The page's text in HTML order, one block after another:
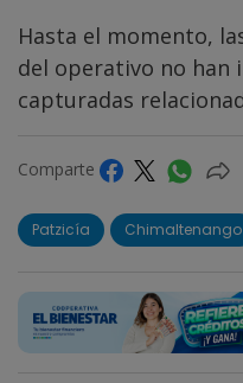
Hasta el momento,
del operativo no han
capturadas
Comparte
Patzicía Chimaltenango